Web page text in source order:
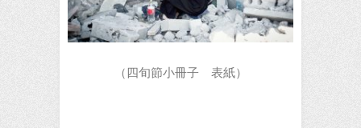
（四旬節小冊子 表紙）